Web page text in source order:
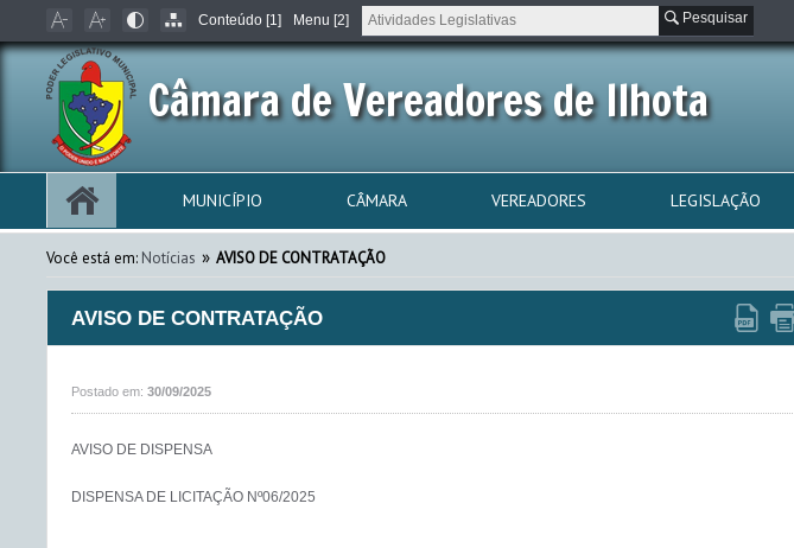
Conteúdo [1] Menu [2] Pesquisar
Câmara de Vereadores de Ilhota
MUNICÍPIO CÂMARA VEREADORES LEGISLAÇÃO
Você está em: Notícias » AVISO DE CONTRATAÇÃO
AVISO DE CONTRATAÇÃO
Postado em: 30/09/2025
AVISO DE DISPENSA
DISPENSA DE LICITAÇÃO Nº06/2025